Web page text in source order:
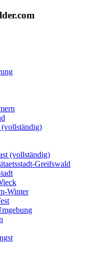
(vollständig)
(vollständig)
Greifswald
Winter